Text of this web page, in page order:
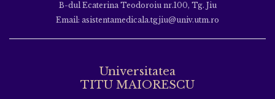
B-dul Ecaterina Teodoroiu nr.100, Tg. Jiu
Email: asistentamedicala.tgjiu@univ.utm.ro
Universitatea
TITU MAIORESCU